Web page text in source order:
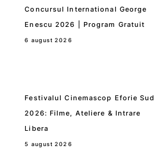
Concursul International George
Enescu 2026 | Program Gratuit
6 august 2026
Festivalul Cinemascop Eforie Sud
2026: Filme, Ateliere & Intrare
Libera
5 august 2026